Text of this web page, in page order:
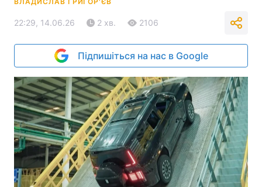
22:29, 14.06.26 2 хв. 2106
Підпишіться на нас в Google